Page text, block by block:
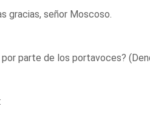
gracias, señor Moscoso.
parte de los portavoces?